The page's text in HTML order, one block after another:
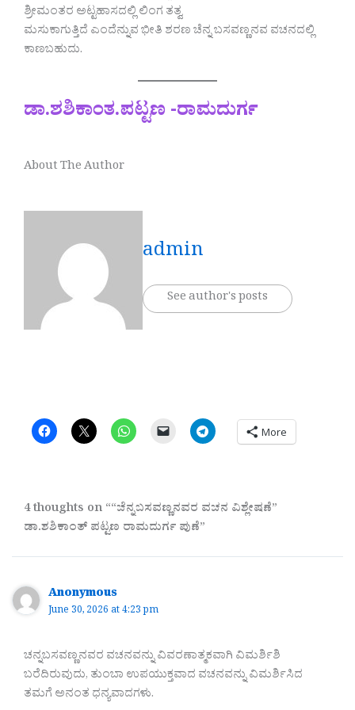
ಶ್ರೀಮಂತರ ಅಟ್ಟಹಾಸದಲ್ಲಿ ಲಿಂಗ ತತ್ವ
ಮಸುಕಾಗುತ್ತಿದೆ ಎಂದೆನ್ನುವ ಭೀತಿ ಶರಣ ಚೆನ್ನ ಬಸವಣ್ಣನವ ವಚನದಲ್ಲಿ
ಕಾಣಬಹುದು.
ಡಾ.ಶಶಿಕಾಂತ.ಪಟ್ಟಣ -ರಾಮದುರ್ಗ
About The Author
admin
See author's posts
More
4 thoughts on ““ಚೆನ್ನಬಸವಣ್ಣನವರ ವಚನ ವಿಶ್ಲೇಷಣೆ”
ಡಾ.ಶಶಿಕಾಂತ್‌ ಪಟ್ಟಣ ರಾಮದುರ್ಗ ಪುಣೆ”
Anonymous
June 30, 2026 at 4:23 pm
ಚನ್ನಬಸವಣ್ಣನವರ ವಚನವನ್ನು ವಿವರಣಾತ್ಮಕವಾಗಿ ವಿಮರ್ಶಿಶಿ
ಬರೆದಿರುವುದು, ತುಂಬಾ ಉಪಯುಕ್ತವಾದ ವಚನವನ್ನು ವಿಮರ್ಶಿಸಿದ
ತಮಗೆ ಅನಂತ ಧನ್ಯವಾದಗಳು.